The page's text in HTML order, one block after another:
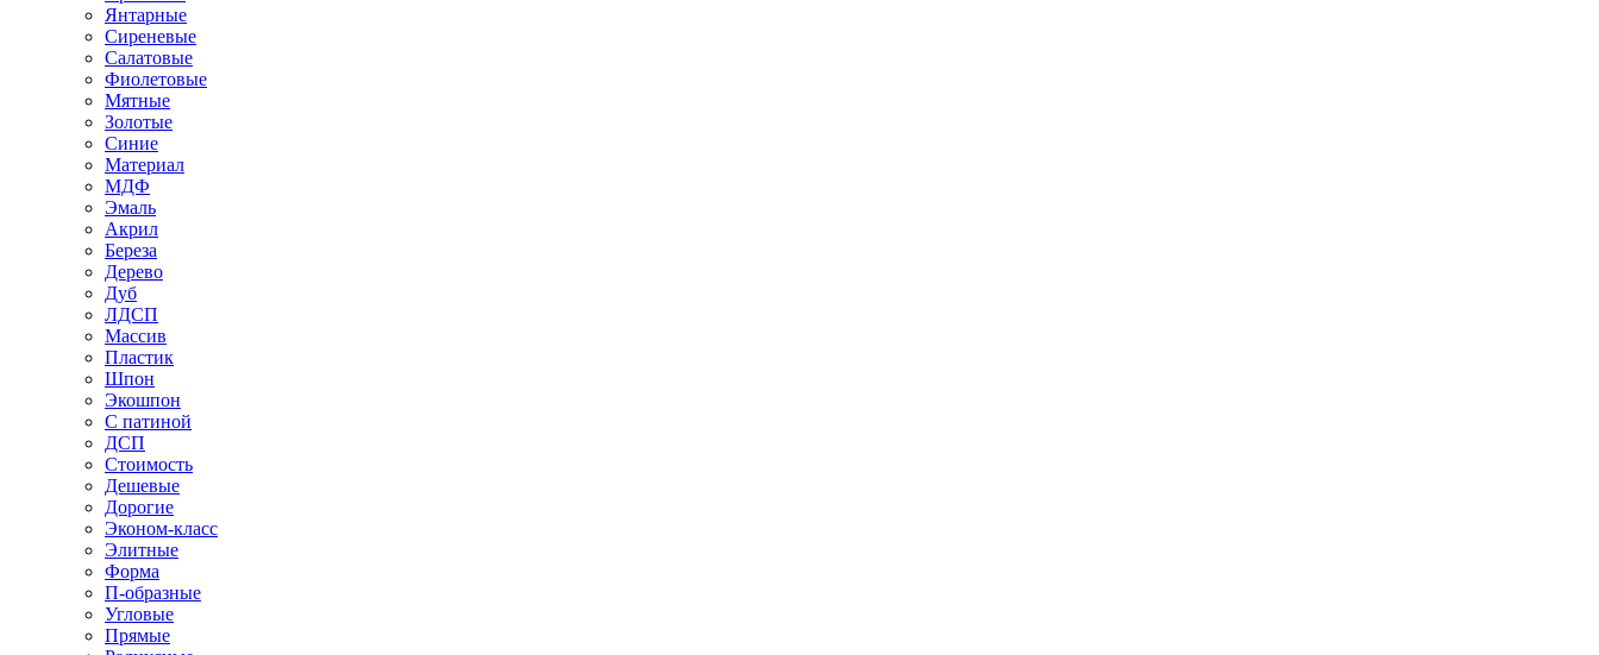
Янтарные
Сиреневые
Салатовые
Фиолетовые
Мятные
Золотые
Синие
Материал
МДФ
Эмаль
Акрил
Береза
Дерево
Дуб
ЛДСП
Массив
Пластик
Шпон
Экошпон
С патиной
ДСП
Стоимость
Дешевые
Дорогие
Эконом-класс
Элитные
Форма
П-образные
Угловые
Прямые